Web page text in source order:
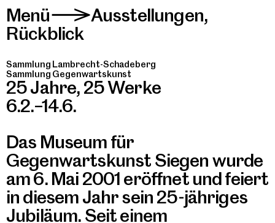
Menü>Ausstellungen,
Rückblick
Sammlung Lambrecht-Schadeberg
Sammlung Gegenwartskunst
25 Jahre, 25 Werke
6.2.–14.6.
Das Museum für
Gegenwartskunst Siegen wurde
am 6. Mai 2001 eröffnet und feiert
in diesem Jahr sein 25-jähriges
Jubiläum. Seit einem